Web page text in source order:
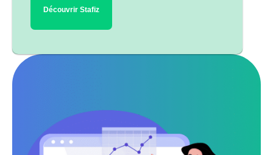
Comment fonctionne un logiciel GTA
Le logiciel GTA est-il adapté au
télétravail ?
Découvrir Stafiz